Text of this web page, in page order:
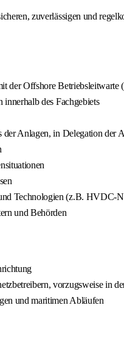
zuverlässigen und
der Offshore
des Fachgebiets
Anlagen, in Delegation der
Technologien (z.B. HVDC-
und Behörden
vorzugsweise in
und maritimen Abläufen